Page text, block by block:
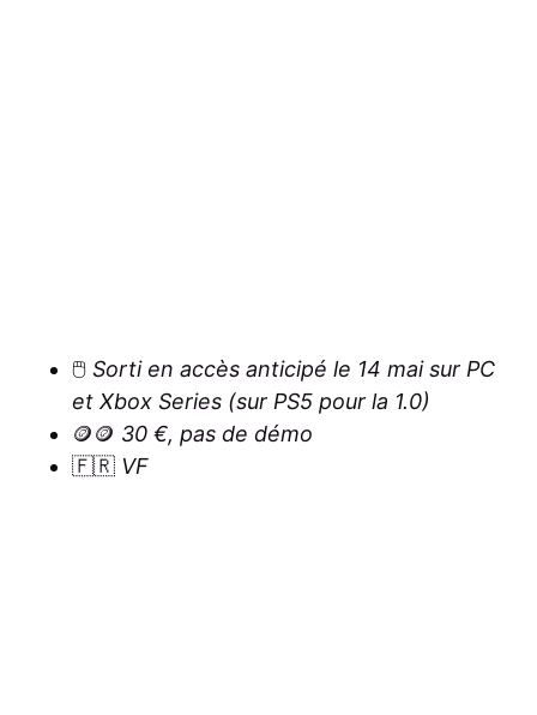
🖱️ Sorti en accès anticipé le 14 mai sur PC
et Xbox Series (sur PS5 pour la 1.0)
🪙🪙 30 €, pas de démo
🇫🇷 VF